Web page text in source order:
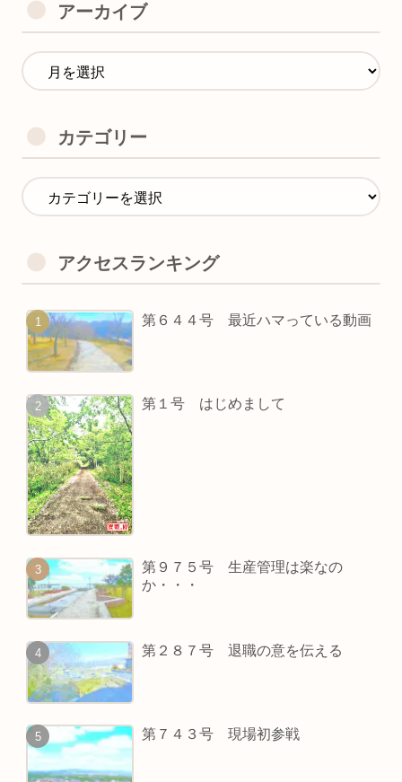
アーカイブ
カテゴリー
アクセスランキング
第６４４号 最近ハマっている動画
第１号 はじめまして
第９７５号 生産管理は楽なの
か・・・
第２８７号 退職の意を伝える
第７４３号 現場初参戦